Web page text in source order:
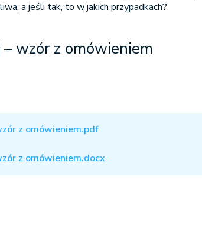
a jeśli tak, to w jakich przypadkach?
wzór z omówieniem
z omówieniem.pdf
z omówieniem.docx